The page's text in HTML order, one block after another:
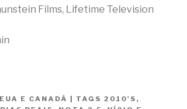
Films, Lifetime Television
EUA E CANADÁ TAGS 2010'S ,